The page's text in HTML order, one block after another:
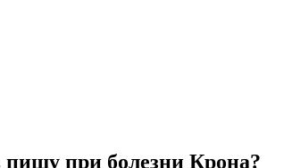
пищу при болезни Крона?